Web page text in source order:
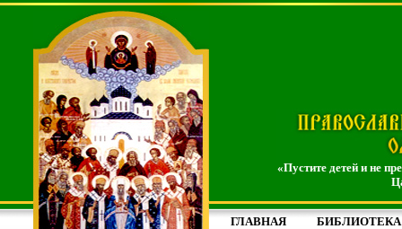
«Пустите детей и не
ГЛАВНАЯ БИБЛИОТЕКА